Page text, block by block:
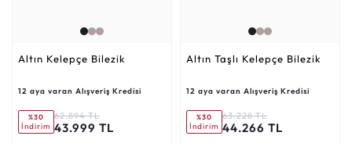
Altın Kelepçe Bilezik
12 aya varan Alışveriş Kredisi
%30
İndirim
62.894 TL
43.999 TL
Altın Taşlı Kelepçe Bilezik
12 aya varan Alışveriş Kredisi
%30
İndirim
63.228 TL
44.266 TL